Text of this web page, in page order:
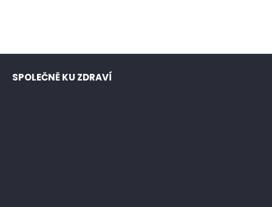
SPOLEČNĚ KU ZDRAVÍ